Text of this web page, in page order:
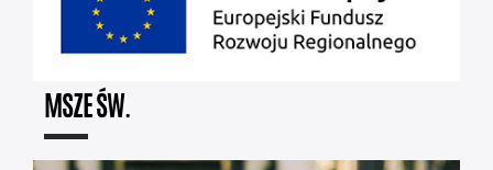
MSZE ŚW.